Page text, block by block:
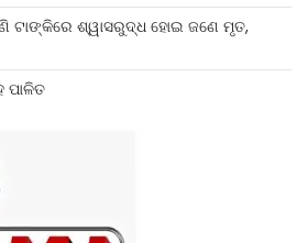
ଟାଙ୍କିରେ ଶ୍ୱାସରୁଦ୍ଧ ହୋଇ ଜଣେ ମୃତ,
ପାଳିତ